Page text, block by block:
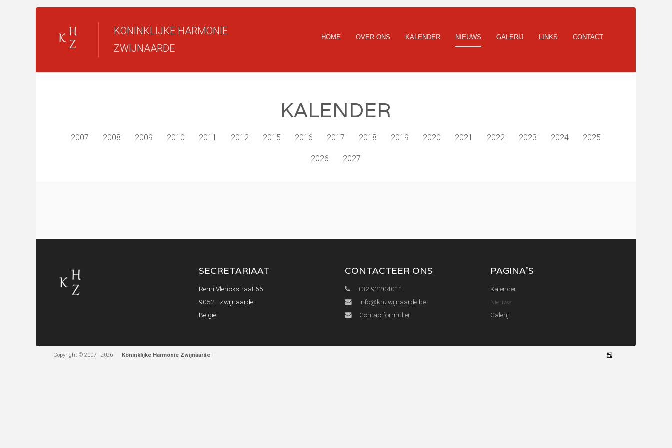
HOME OVER ONS KALENDER NIEUWS GALERIJ LINKS CONTACT
KONINKLIJKE HARMONIE
ZWIJNAARDE
KALENDER
2007 2008 2009 2010 2011 2012 2015 2016 2017 2018 2019 2020 2021 2022 2023 2024 2025
2026 2027
SECRETARIAAT
Remi Vlerickstraat 65
9052 - Zwijnaarde
België
CONTACTEER ONS
+32.92204011
info@khzwijnaarde.be
Contactformulier
PAGINA'S
Kalender
Nieuws
Galerij
Copyright © 2007 - 2026 Koninklijke Harmonie Zwijnaarde ·